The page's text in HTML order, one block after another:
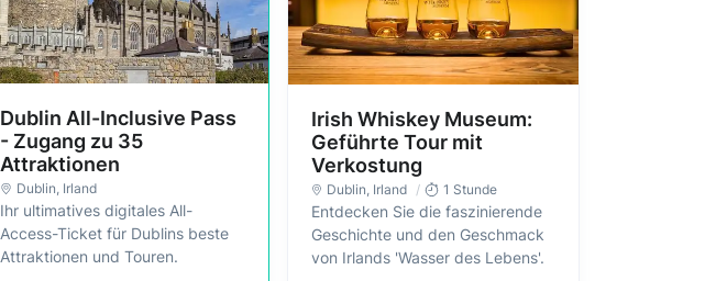
Dublin All-Inclusive Pass
- Zugang zu 35
Attraktionen
Dublin, Irland
Ihr ultimatives digitales All-
Access-Ticket für Dublins beste
Attraktionen und Touren.
Irish Whiskey Museum:
Geführte Tour mit
Verkostung
Dublin, Irland 1 Stunde
Entdecken Sie die faszinierende
Geschichte und den Geschmack
von Irlands 'Wasser des Lebens'.